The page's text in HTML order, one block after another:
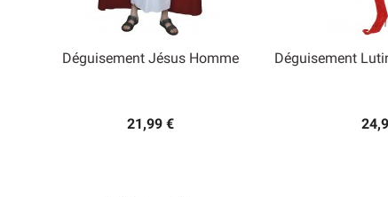
Déguisement Jésus Homme
21,99 €
Déguisement